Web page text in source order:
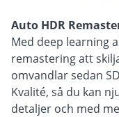
Auto HDR
Med deep learning
remastering att
omvandlar sedan
Kvalité, så du kan
detaljer och med